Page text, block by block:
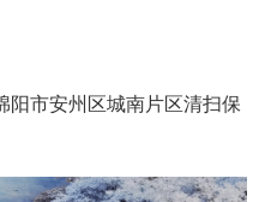
阳市安州区城南片区清扫保